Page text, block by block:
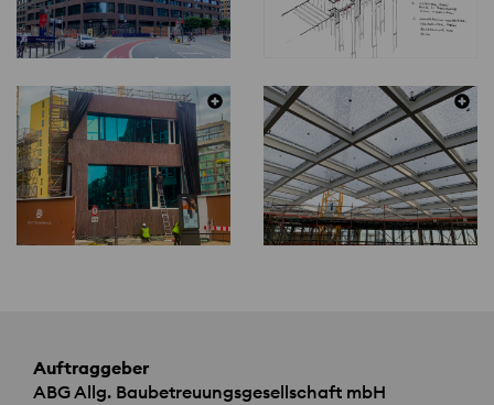
Auftraggeber
ABGAllg. Baubetreuungsgesellschaft mbH